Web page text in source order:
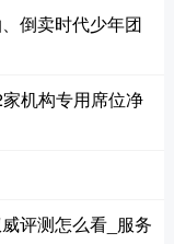
倒卖时代少年团
机构专用席位净
评测怎么看_服务